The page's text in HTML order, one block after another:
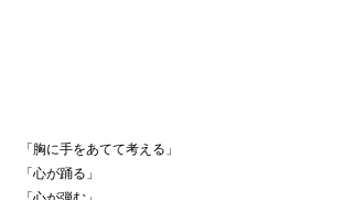
「胸に手をあてて考える」
「心が踊る」